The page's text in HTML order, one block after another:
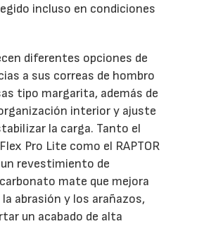
incluso en condiciones
diferentes opciones de
a sus correas de hombro
tipo margarita, además de
interior y ajuste
la carga. Tanto el
Pro Lite como el RAPTOR
revestimiento de
mate que mejora
abrasión y los arañazos,
un acabado de alta